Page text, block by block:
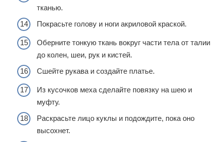
тканью.
Покрасьте голову и ноги акриловой краской.
Оберните тонкую ткань вокруг части тела от талии
до колен, шеи, рук и кистей.
Сшейте рукава и создайте платье.
Из кусочков меха сделайте повязку на шею и
муфту.
Раскрасьте лицо куклы и подождите, пока оно
высохнет.